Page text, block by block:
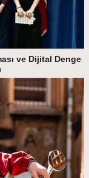
ve Dijital Denge